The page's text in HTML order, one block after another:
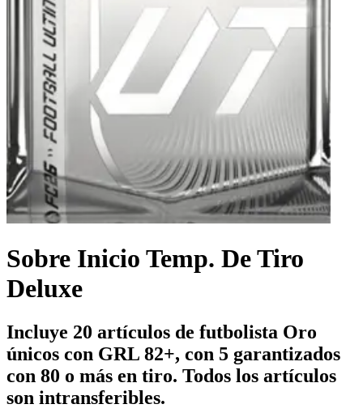
Sobre Inicio Temp. De Tiro
Deluxe
Incluye 20 artículos de futbolista Oro
únicos con GRL 82+, con 5 garantizados
con 80 o más en tiro. Todos los artículos
son intransferibles.